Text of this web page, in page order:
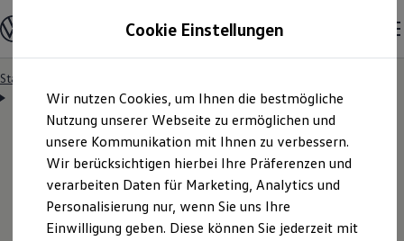
Hauptinhalt
springen
Footer
springen
Modelle & Konfigurator
Nutzfahrzeugkategorien entdecken
Modelle konfigurieren
Vorgängermodelle und Oldtimer
Vorgängermodelle
Oldtimer
Bulli Historie
Branchenlösungen & Gewerbekunden
Umbaulösungen und Hersteller finden
Auf- und Umbauten entdecken & konfigurieren
Groß- und Sonderkunden
Großkunden
Startseite
Servicetermin anfragen
Servicetermin bequem
Cookie Einstellungen
Wir nutzen Cookies, um Ihnen die bestmögliche
Nutzung unserer Webseite zu ermöglichen und
unsere Kommunikation mit Ihnen zu verbessern.
Wir berücksichtigen hierbei Ihre Präferenzen und
verarbeiten Daten für Marketing, Analytics und
Personalisierung nur, wenn Sie uns Ihre
Einwilligung geben. Diese können Sie jederzeit mit